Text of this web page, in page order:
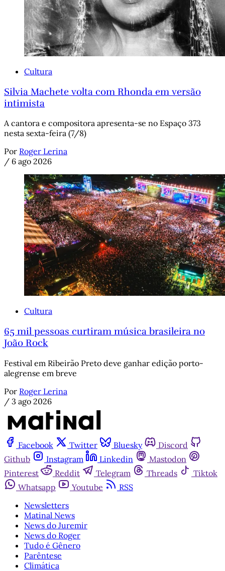
Cultura
Silvia Machete volta com Rhonda em versão
intimista
A cantora e compositora apresenta-se no Espaço 373
nesta sexta-feira (7/8)
Por Roger Lerina
/ 6 ago 2026
Cultura
65 mil pessoas curtiram música brasileira no
João Rock
Festival em Ribeirão Preto deve ganhar edição porto-
alegrense em breve
Por Roger Lerina
/ 3 ago 2026
Facebook Twitter Bluesky
Discord
Github
Instagram Linkedin
Mastodon
Pinterest
Reddit Telegram Threads
Tiktok
Whatsapp
Youtube
RSS
Newsletters
Matinal News
News do Juremir
News do Roger
Tudo é Gênero
Parêntese
Climática